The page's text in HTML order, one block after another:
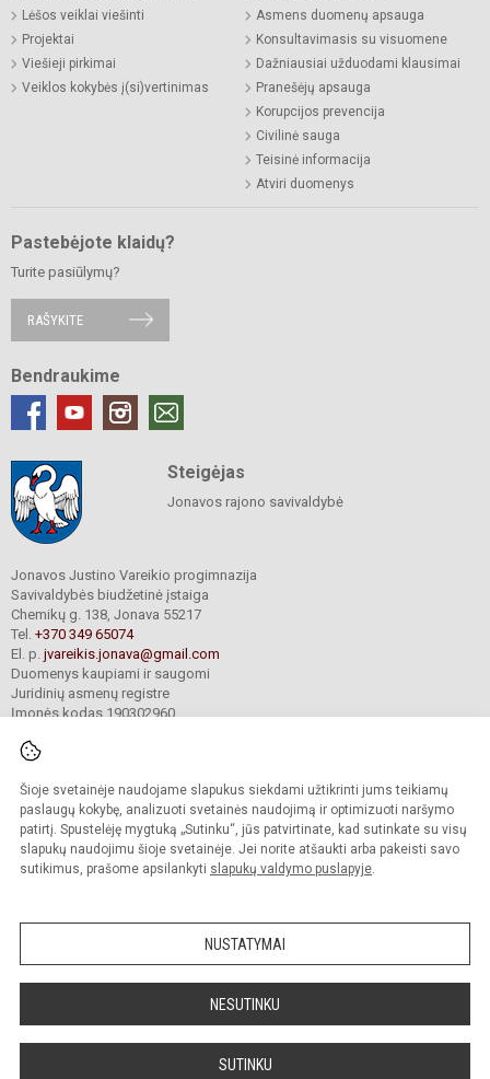
Šioje svetainėje naudojame slapukus siekdami užtikrinti jums teikiamų
paslaugų kokybę, analizuoti svetainės naudojimą ir optimizuoti naršymo
patirtį. Spustelėję mygtuką „Sutinku“, jūs patvirtinate, kad sutinkate su visų
slapukų naudojimu šioje svetainėje. Jei norite atšaukti arba pakeisti savo
sutikimus, prašome apsilankyti slapukų valdymo puslapyje.
NUSTATYMAI
NESUTINKU
SUTINKU
Lėšos veiklai viešinti
Projektai
Viešieji pirkimai
Veiklos kokybės į(si)vertinimas
Asmens duomenų apsauga
Konsultavimasis su visuomene
Dažniausiai užduodami klausimai
Pranešėjų apsauga
Korupcijos prevencija
Civilinė sauga
Teisinė informacija
Atviri duomenys
Pastebėjote klaidų?
Turite pasiūlymų?
RAŠYKITE
Bendraukime
Steigėjas
Jonavos rajono savivaldybė
Jonavos Justino Vareikio progimnazija
Savivaldybės biudžetinė įstaiga
Chemikų g. 138, Jonava 55217
Tel. +370 349 65074
El. p. jvareikis.jonava@gmail.com
Duomenys kaupiami ir saugomi
Juridinių asmenų registre
Įmonės kodas 190302960
© 2024. Jonavos Justino Vareikio progimnazija. Visos teisės saugomos.
Kopijuoti turinį be raštiško įstaigos administracijos sutikimo griežtai draudžiama.
Prieinamumo paraiška Slapukų valdymas
Sumanus būdas atnaujinti